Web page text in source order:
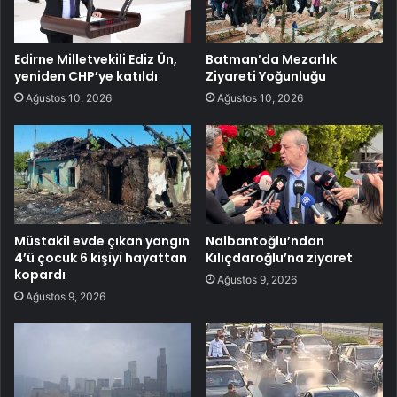
Edirne Milletvekili Ediz Ün,
yeniden CHP’ye katıldı
Ağustos 10, 2026
Batman’da Mezarlık
Ziyareti Yoğunluğu
Ağustos 10, 2026
Müstakil evde çıkan yangın
4’ü çocuk 6 kişiyi hayattan
kopardı
Ağustos 9, 2026
Nalbantoğlu’ndan
Kılıçdaroğlu’na ziyaret
Ağustos 9, 2026